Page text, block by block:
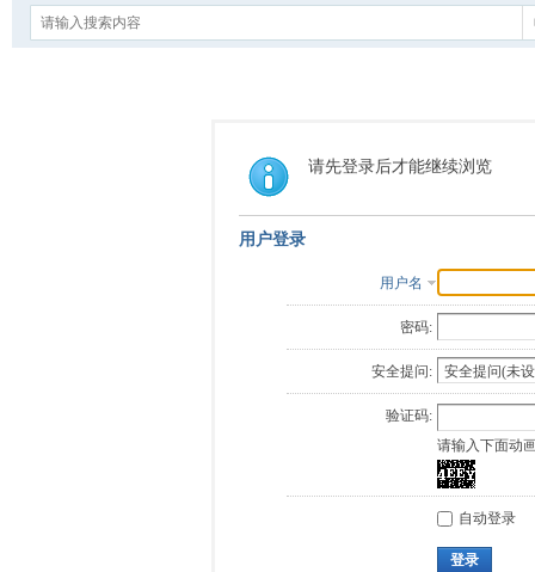
请先登录后才能继续浏览
用户登录
用户名
密码:
安全提问:
验证码:
请输入下面动
自动登录
登录